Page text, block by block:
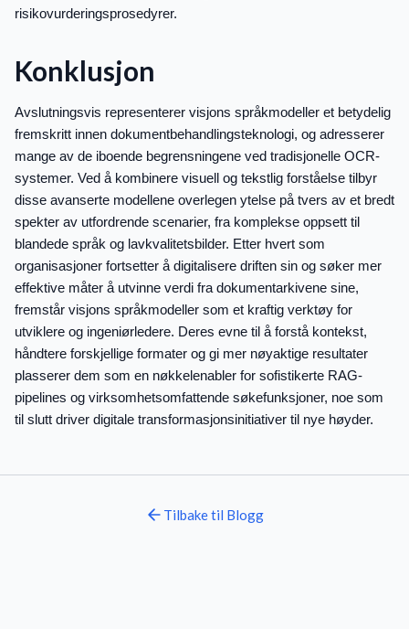
risikovurderingsprosedyrer.
Konklusjon
Avslutningsvis representerer visjons språkmodeller et betydelig
fremskritt innen dokumentbehandlingsteknologi, og adresserer
mange av de iboende begrensningene ved tradisjonelle OCR-
systemer. Ved å kombinere visuell og tekstlig forståelse tilbyr
disse avanserte modellene overlegen ytelse på tvers av et bredt
spekter av utfordrende scenarier, fra komplekse oppsett til
blandede språk og lavkvalitetsbilder. Etter hvert som
organisasjoner fortsetter å digitalisere driften sin og søker mer
effektive måter å utvinne verdi fra dokumentarkivene sine,
fremstår visjons språkmodeller som et kraftig verktøy for
utviklere og ingeniørledere. Deres evne til å forstå kontekst,
håndtere forskjellige formater og gi mer nøyaktige resultater
plasserer dem som en nøkkelenabler for sofistikerte RAG-
pipelines og virksomhetsomfattende søkefunksjoner, noe som
til slutt driver digitale transformasjonsinitiativer til nye høyder.
Tilbake til Blogg